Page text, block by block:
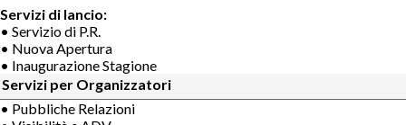
Servizi di lancio:
• Servizio di P.R.
• Nuova Apertura
• Inaugurazione Stagione
Servizi per Organizzatori
• Pubbliche Relazioni